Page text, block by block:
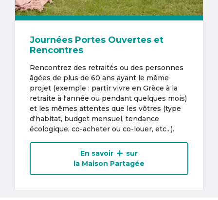
Journées Portes Ouvertes et
Rencontres
Rencontrez des retraités ou des personnes
âgées de plus de 60 ans ayant le même
projet (exemple : partir vivre en Grèce à la
retraite à l'année ou pendant quelques mois)
et les mêmes attentes que les vôtres (type
d'habitat, budget mensuel, tendance
écologique, co-acheter ou co-louer, etc...).
En savoir
sur
la Maison Partagée